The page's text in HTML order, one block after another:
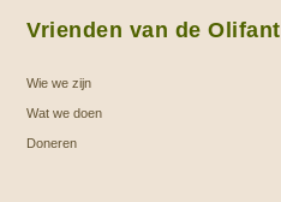
Vrienden van de Olifant
Wie we zijn
Wat we doen
Doneren